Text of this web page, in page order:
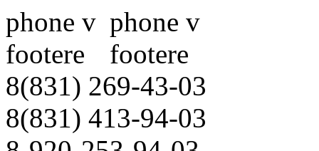
8(831) 269-43-03
8(831) 413-94-03